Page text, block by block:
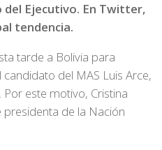
Ejecutivo. En Twitter,
tendencia.
tarde a Bolivia para
del MAS Luis Arce,
este motivo, Cristina
presidenta de la Nación